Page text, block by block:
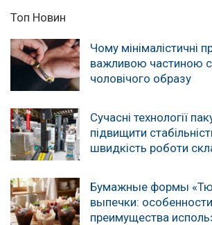
Топ Новин
Чому мінімалістичні
важливою частиною
чоловічого образу
Сучасні технології
підвищити
швидкість роботи
Бумажные формы
выпечки:
преимущества